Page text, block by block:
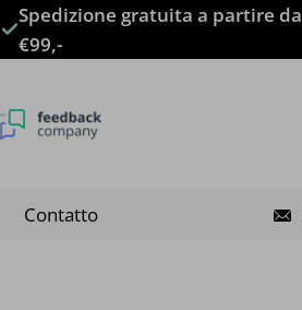
Spedizione gratuita a partire da
€99,-
Contatto